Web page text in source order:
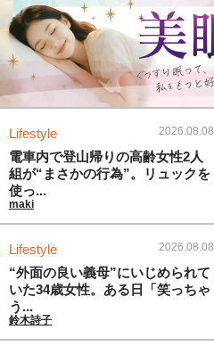
Lifestyle 2026.08.08
電車内で登山帰りの高齢女性2人
組が“まさかの行為”。リュックを
使っ...
maki
Lifestyle 2026.08.08
“外面の良い義母”にいじめられて
いた34歳女性。ある日「笑っちゃ
う...
鈴木詩子